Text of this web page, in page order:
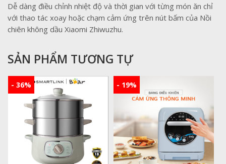
Dễ dàng điều chỉnh nhiệt độ và thời gian với từng món ăn chỉ
với thao tác xoay hoặc chạm cảm ứng trên nút bấm của Nồi
chiên không dầu Xiaomi Zhiwuzhu.
SẢN PHẨM TƯƠNG TỰ
- 36% - 19%